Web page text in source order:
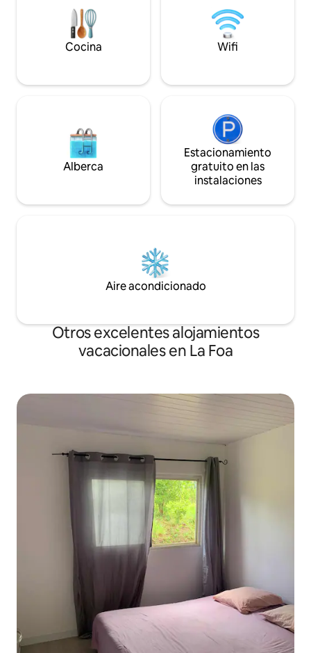
ofrecemos un
adicional.
Cocina Wifi
Alberca
Estacionamiento
gratuito en las
instalaciones
Aire acondicionado
Otros excelentes alojamientos
vacacionales en La Foa